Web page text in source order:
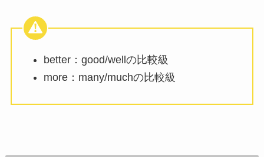
better：good/wellの比較級
more：many/muchの比較級